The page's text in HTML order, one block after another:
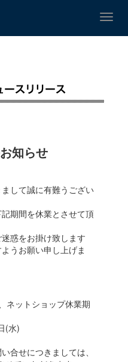
知らせ
して誠に有難うござい
期間を休業とさせて頂
惑をお掛け致します
うお願い申し上げま
ネットショップ休業期
(水)
合せにつきましては、